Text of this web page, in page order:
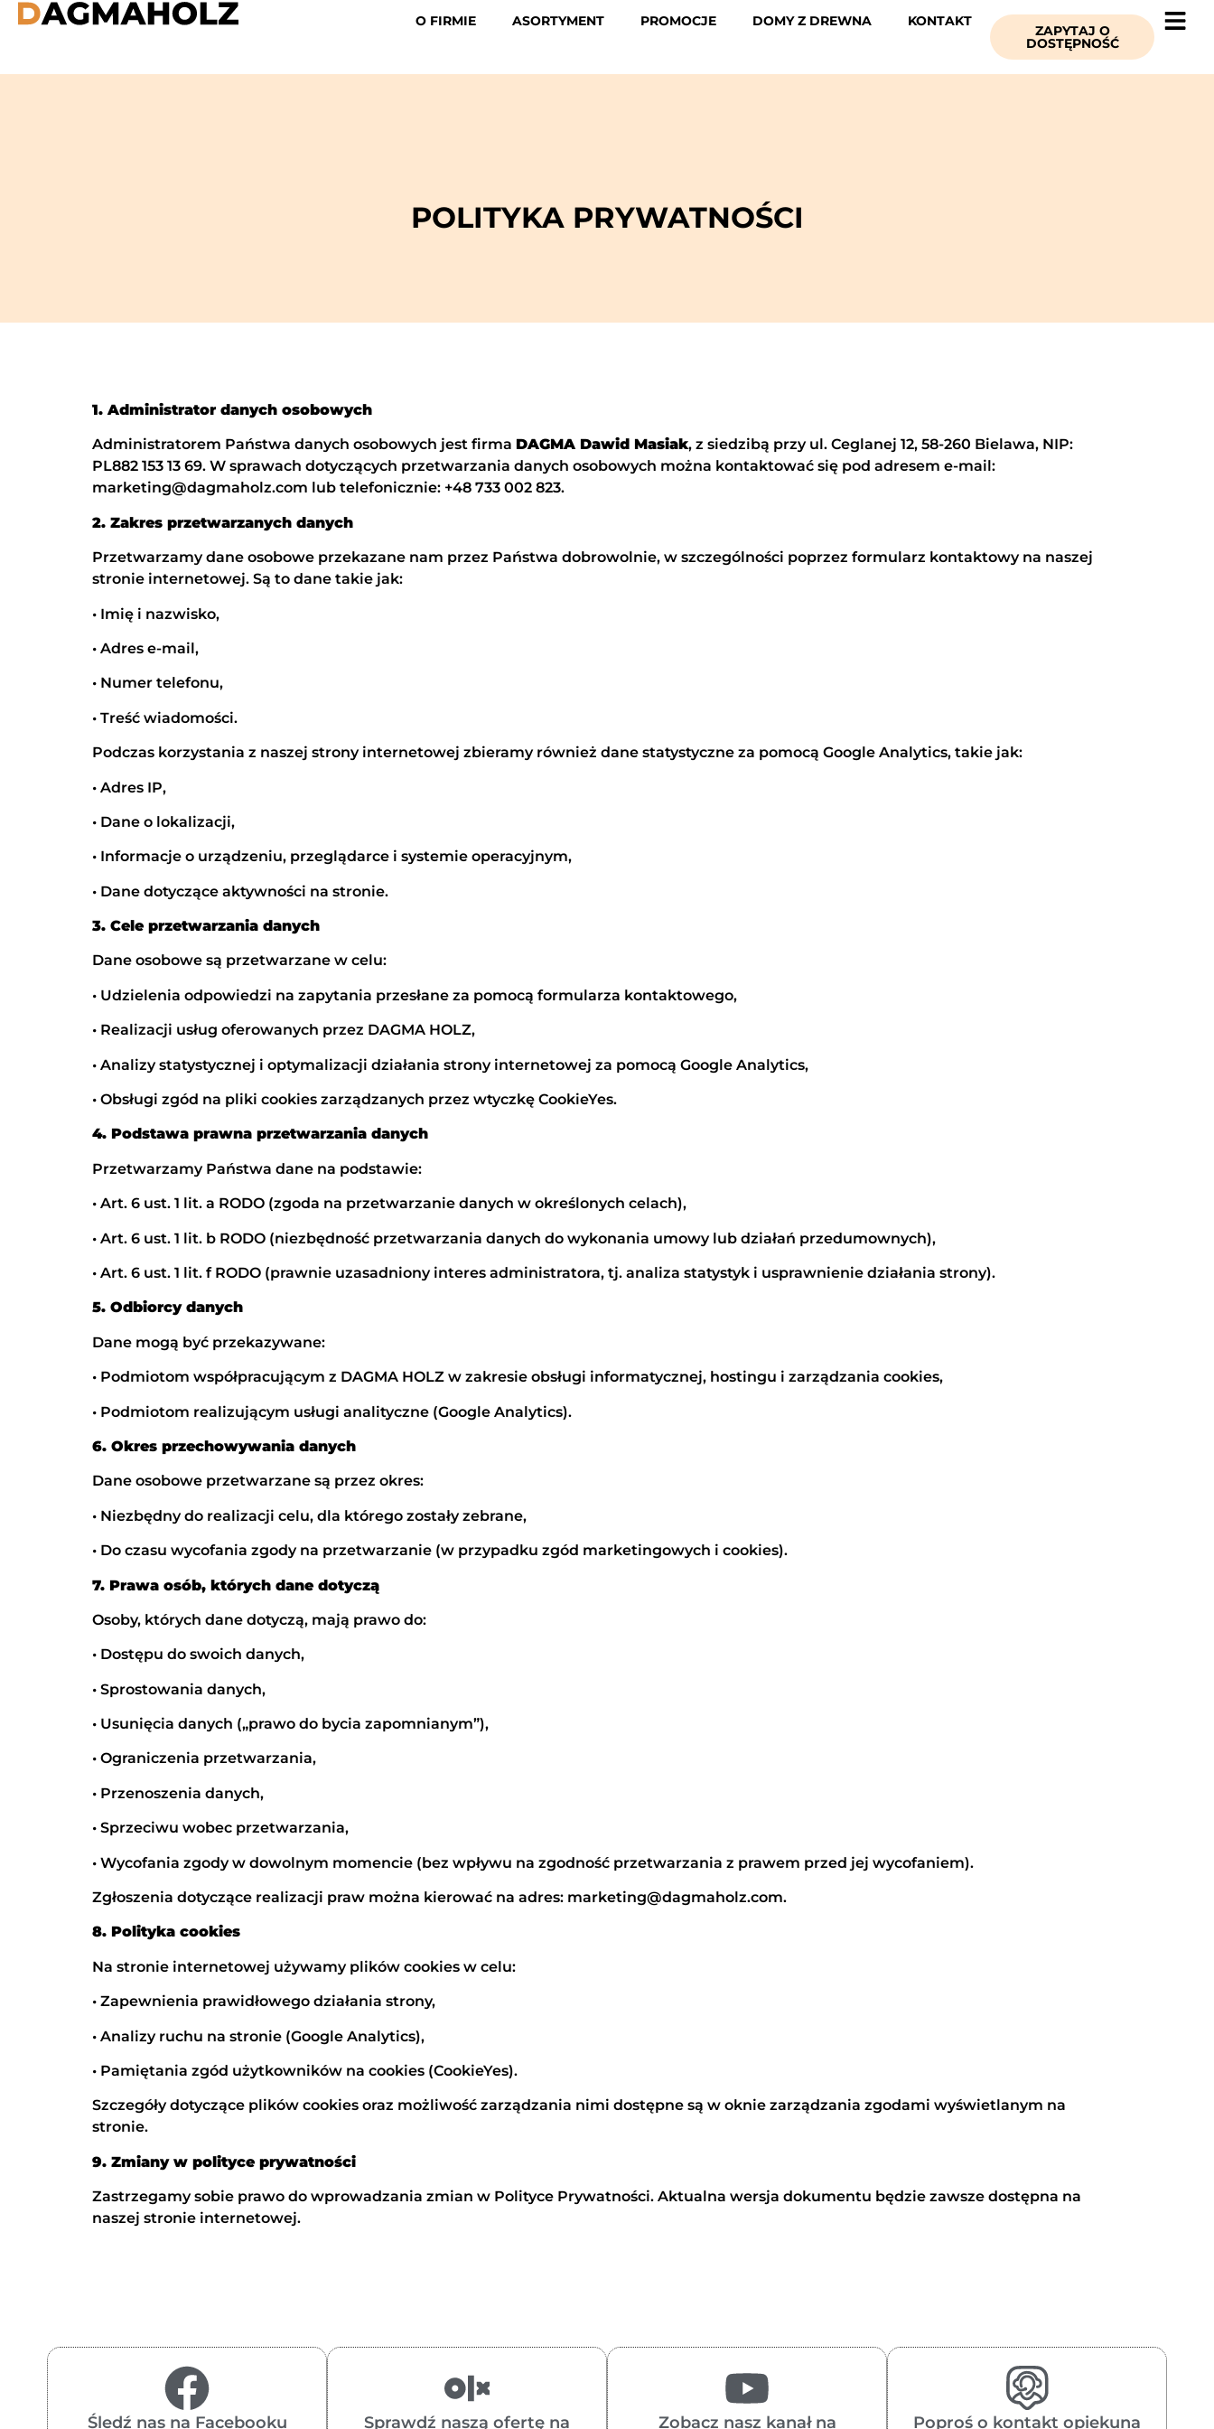
O FIRMIE ASORTYMENT PROMOCJE DOMY Z DREWNA KONTAKT
ZAPYTAJ O
DOSTĘPNOŚĆ
POLITYKA PRYWATNOŚCI
1. Administrator danych osobowych
Administratorem Państwa danych osobowych jest firma DAGMA Dawid Masiak, z siedzibą przy ul. Ceglanej 12, 58-260 Bielawa, NIP:
PL882 153 13 69. W sprawach dotyczących przetwarzania danych osobowych można kontaktować się pod adresem e-mail:
marketing@dagmaholz.com lub telefonicznie: +48 733 002 823.
2. Zakres przetwarzanych danych
Przetwarzamy dane osobowe przekazane nam przez Państwa dobrowolnie, w szczególności poprzez formularz kontaktowy na naszej
stronie internetowej. Są to dane takie jak:
• Imię i nazwisko,
• Adres e-mail,
• Numer telefonu,
• Treść wiadomości.
Podczas korzystania z naszej strony internetowej zbieramy również dane statystyczne za pomocą Google Analytics, takie jak:
• Adres IP,
• Dane o lokalizacji,
• Informacje o urządzeniu, przeglądarce i systemie operacyjnym,
• Dane dotyczące aktywności na stronie.
3. Cele przetwarzania danych
Dane osobowe są przetwarzane w celu:
• Udzielenia odpowiedzi na zapytania przesłane za pomocą formularza kontaktowego,
• Realizacji usług oferowanych przez DAGMA HOLZ,
• Analizy statystycznej i optymalizacji działania strony internetowej za pomocą Google Analytics,
• Obsługi zgód na pliki cookies zarządzanych przez wtyczkę CookieYes.
4. Podstawa prawna przetwarzania danych
Przetwarzamy Państwa dane na podstawie:
• Art. 6 ust. 1 lit. a RODO (zgoda na przetwarzanie danych w określonych celach),
• Art. 6 ust. 1 lit. b RODO (niezbędność przetwarzania danych do wykonania umowy lub działań przedumownych),
• Art. 6 ust. 1 lit. f RODO (prawnie uzasadniony interes administratora, tj. analiza statystyk i usprawnienie działania strony).
5. Odbiorcy danych
Dane mogą być przekazywane:
• Podmiotom współpracującym z DAGMA HOLZ w zakresie obsługi informatycznej, hostingu i zarządzania cookies,
• Podmiotom realizującym usługi analityczne (Google Analytics).
6. Okres przechowywania danych
Dane osobowe przetwarzane są przez okres:
• Niezbędny do realizacji celu, dla którego zostały zebrane,
• Do czasu wycofania zgody na przetwarzanie (w przypadku zgód marketingowych i cookies).
7. Prawa osób, których dane dotyczą
Osoby, których dane dotyczą, mają prawo do:
• Dostępu do swoich danych,
• Sprostowania danych,
• Usunięcia danych („prawo do bycia zapomnianym”),
• Ograniczenia przetwarzania,
• Przenoszenia danych,
• Sprzeciwu wobec przetwarzania,
• Wycofania zgody w dowolnym momencie (bez wpływu na zgodność przetwarzania z prawem przed jej wycofaniem).
Zgłoszenia dotyczące realizacji praw można kierować na adres: marketing@dagmaholz.com.
8. Polityka cookies
Na stronie internetowej używamy plików cookies w celu:
• Zapewnienia prawidłowego działania strony,
• Analizy ruchu na stronie (Google Analytics),
• Pamiętania zgód użytkowników na cookies (CookieYes).
Szczegóły dotyczące plików cookies oraz możliwość zarządzania nimi dostępne są w oknie zarządzania zgodami wyświetlanym na
stronie.
9. Zmiany w polityce prywatności
Zastrzegamy sobie prawo do wprowadzania zmian w Polityce Prywatności. Aktualna wersja dokumentu będzie zawsze dostępna na
naszej stronie internetowej.
Śledź nas na Facebooku Sprawdź naszą ofertę na Zobacz nasz kanał na Poproś o kontakt opiekuna